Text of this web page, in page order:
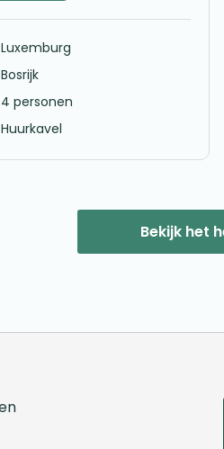
Luxemburg
Bosrijk
4 personen
Huurkavel
Bekijk het